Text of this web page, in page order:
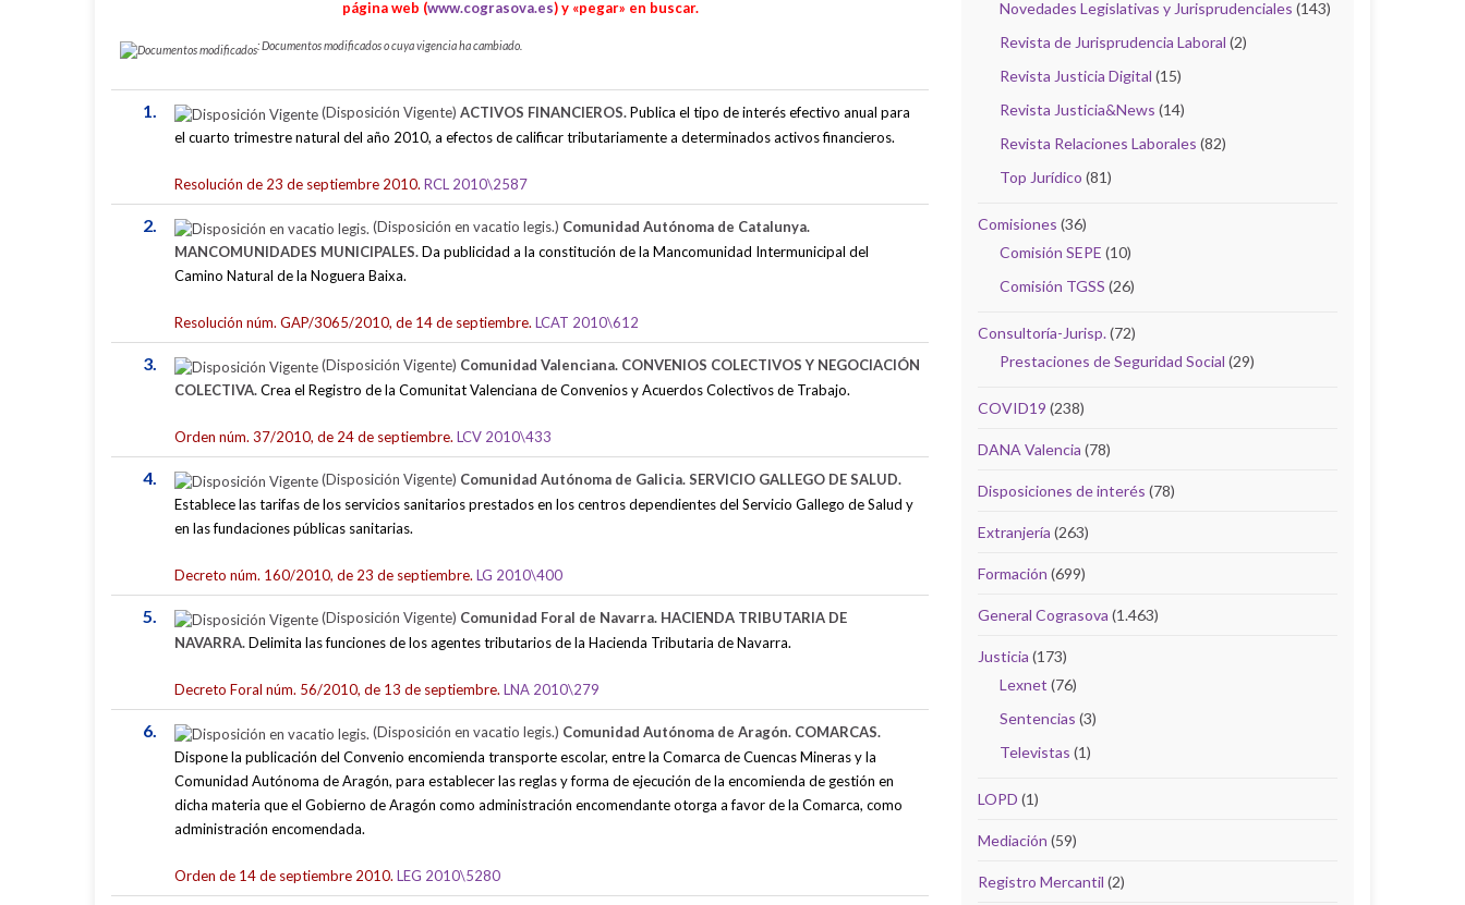
página web (www.cograsova.es) y «pegar» en buscar.
: Documentos modificados o cuya vigencia ha cambiado.
1. (Disposición Vigente) ACTIVOS FINANCIEROS.Publica el tipo de interés efectivo anual para
el cuarto trimestre natural del año 2010, a efectos de calificar tributariamente a determinados activos financieros.
Resolución de 23 de septiembre 2010. RCL 2010\2587
2. (Disposición en vacatio legis.) Comunidad Autónoma de Catalunya.
MANCOMUNIDADES MUNICIPALES.Da publicidad a la constitución de la Mancomunidad Intermunicipal del
Camino Natural de la Noguera Baixa.
Resolución núm. GAP/3065/2010, de 14 de septiembre. LCAT 2010\612
3. (Disposición Vigente) Comunidad Valenciana. CONVENIOS COLECTIVOS Y NEGOCIACIÓN
COLECTIVA.Crea el Registro de la Comunitat Valenciana de Convenios y Acuerdos Colectivos de Trabajo.
Orden núm. 37/2010, de 24 de septiembre. LCV 2010\433
4. (Disposición Vigente) Comunidad Autónoma de Galicia. SERVICIO GALLEGO DE SALUD.
Establece las tarifas de los servicios sanitarios prestados en los centros dependientes del Servicio Gallego de Salud y
en las fundaciones públicas sanitarias.
Decreto núm. 160/2010, de 23 de septiembre. LG 2010\400
5. (Disposición Vigente) Comunidad Foral de Navarra. HACIENDA TRIBUTARIA DE
NAVARRA.Delimita las funciones de los agentes tributarios de la Hacienda Tributaria de Navarra.
Decreto Foral núm. 56/2010, de 13 de septiembre. LNA 2010\279
6. (Disposición en vacatio legis.) Comunidad Autónoma de Aragón. COMARCAS.
Dispone la publicación del Convenio encomienda transporte escolar, entre la Comarca de Cuencas Mineras y la
Comunidad Autónoma de Aragón, para establecer las reglas y forma de ejecución de la encomienda de gestión en
dicha materia que el Gobierno de Aragón como administración encomendante otorga a favor de la Comarca, como
administración encomendada.
Orden de 14 de septiembre 2010. LEG 2010\5280
Novedades Legislativas y Jurisprudenciales (143)
Revista de Jurisprudencia Laboral (2)
Revista Justicia Digital (15)
Revista Justicia&News (14)
Revista Relaciones Laborales (82)
Top Jurídico (81)
Comisiones (36)
Comisión SEPE (10)
Comisión TGSS (26)
Consultoría-Jurisp.(72)
Prestaciones de Seguridad Social (29)
COVID19 (238)
DANA Valencia (78)
Disposiciones de interés (78)
Extranjería (263)
Formación (699)
General Cograsova (1.463)
Justicia (173)
Lexnet (76)
Sentencias (3)
Televistas (1)
LOPD (1)
Mediación (59)
Registro Mercantil (2)